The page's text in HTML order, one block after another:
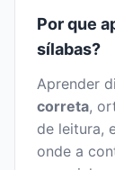
Por que
sílabas?
Aprender
correta,
de leitura,
onde a